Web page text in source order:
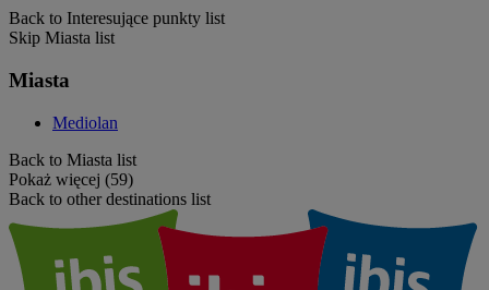
Back to Interesujące punkty list
Skip Miasta list
Miasta
Mediolan
Back to Miasta list
Pokaż więcej (59)
Back to other destinations list